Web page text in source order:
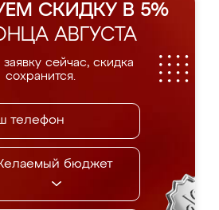
СКИДКУ В 5%
АВГУСТА
заявку сейчас, скидка
сохранится.
бюджет